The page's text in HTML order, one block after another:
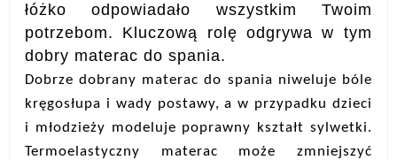
łóżko odpowiadało wszystkim Twoim
potrzebom. Kluczową rolę odgrywa w tym
dobry materac do spania.
Dobrze dobrany materac do spania niweluje bóle
kręgosłupa i wady postawy, a w przypadku dzieci
i młodzieży modeluje poprawny kształt sylwetki.
Termoelastyczny materac może zmniejszyć